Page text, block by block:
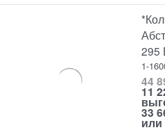
295
1-
44
11
33
или